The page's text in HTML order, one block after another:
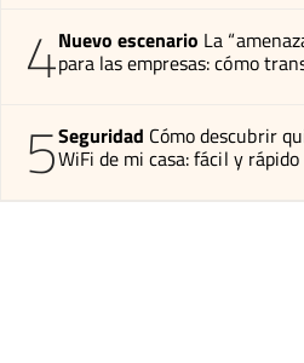
4Nuevo escenario La
para las empresas: cómo
5Seguridad Cómo descubrir
WiFi de mi casa: fácil y rápido